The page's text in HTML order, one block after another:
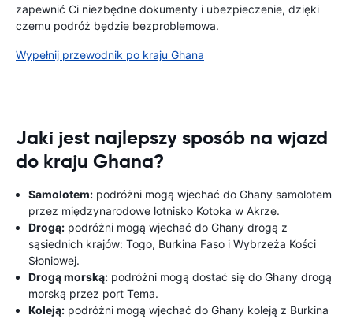
zapewnić Ci niezbędne dokumenty i ubezpieczenie, dzięki
czemu podróż będzie bezproblemowa.
Wypełnij przewodnik po kraju Ghana
Jaki jest najlepszy sposób na wjazd
do kraju Ghana?
Samolotem: podróżni mogą wjechać do Ghany samolotem
przez międzynarodowe lotnisko Kotoka w Akrze.
Drogą: podróżni mogą wjechać do Ghany drogą z
sąsiednich krajów: Togo, Burkina Faso i Wybrzeża Kości
Słoniowej.
Drogą morską: podróżni mogą dostać się do Ghany drogą
morską przez port Tema.
Koleją: podróżni mogą wjechać do Ghany koleją z Burkina